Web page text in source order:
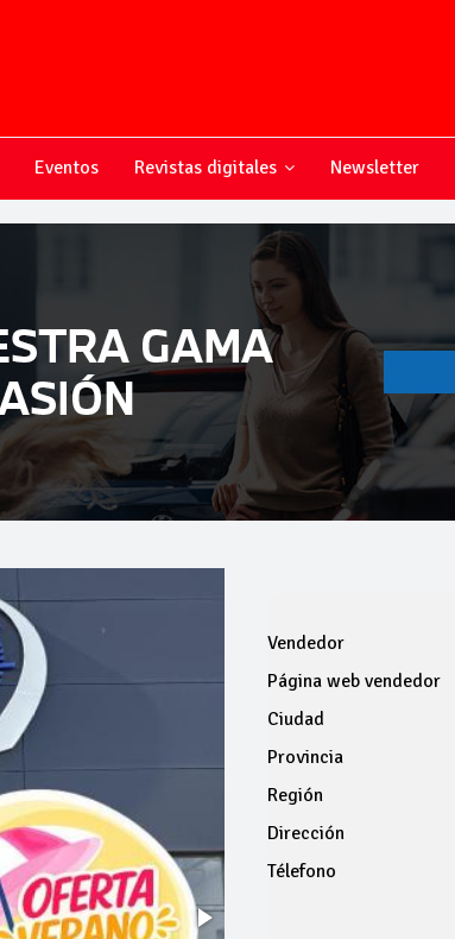
Eventos Revistas digitales Newsletter
Vendedor
Página web vendedor
Ciudad
Provincia
Región
Dirección
Télefono